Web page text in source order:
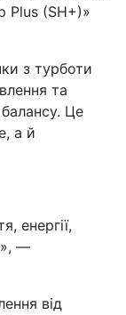
Plus (SH+)»
з турботи
та
Це
а й
енергії,
—
від